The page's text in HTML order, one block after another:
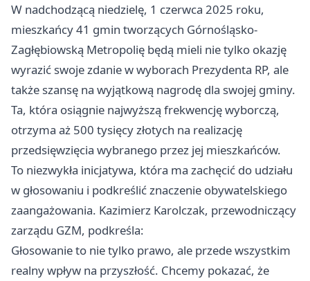
W nadchodzącą niedzielę, 1 czerwca 2025 roku,
mieszkańcy 41 gmin tworzących Górnośląsko-
Zagłębiowską Metropolię będą mieli nie tylko okazję
wyrazić swoje zdanie w wyborach Prezydenta RP, ale
także szansę na wyjątkową nagrodę dla swojej gminy.
Ta, która osiągnie najwyższą frekwencję wyborczą,
otrzyma aż 500 tysięcy złotych na realizację
przedsięwzięcia wybranego przez jej mieszkańców.
To niezwykła inicjatywa, która ma zachęcić do udziału
w głosowaniu i podkreślić znaczenie obywatelskiego
zaangażowania. Kazimierz Karolczak, przewodniczący
zarządu GZM, podkreśla:
Głosowanie to nie tylko prawo, ale przede wszystkim
realny wpływ na przyszłość. Chcemy pokazać, że